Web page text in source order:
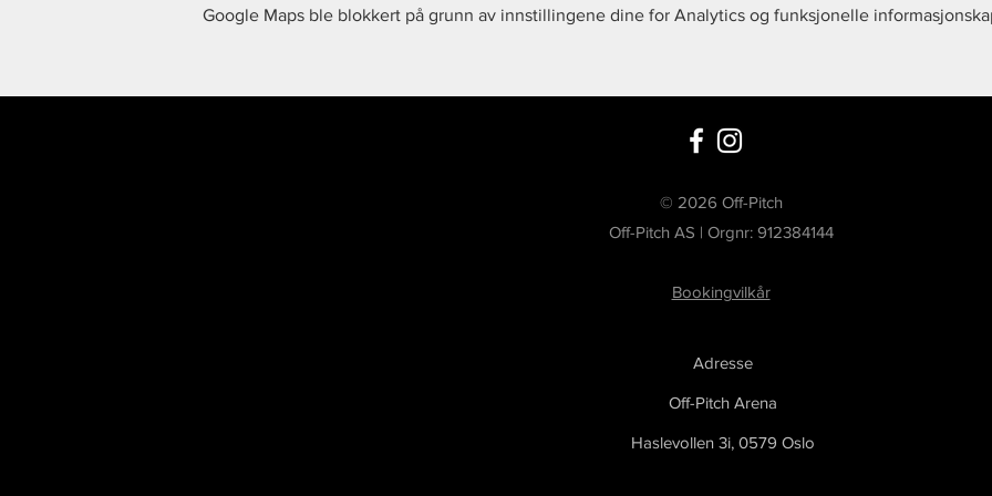
Google Maps ble blokkert på grunn av innstillingene dine for Analytics og funksjonelle
© 2026 Off-Pitch
Off-Pitch AS | Orgnr: 912384144
Bookingvilkår
Adresse
Off-Pitch Arena
Haslevollen 3i, 0579 Oslo